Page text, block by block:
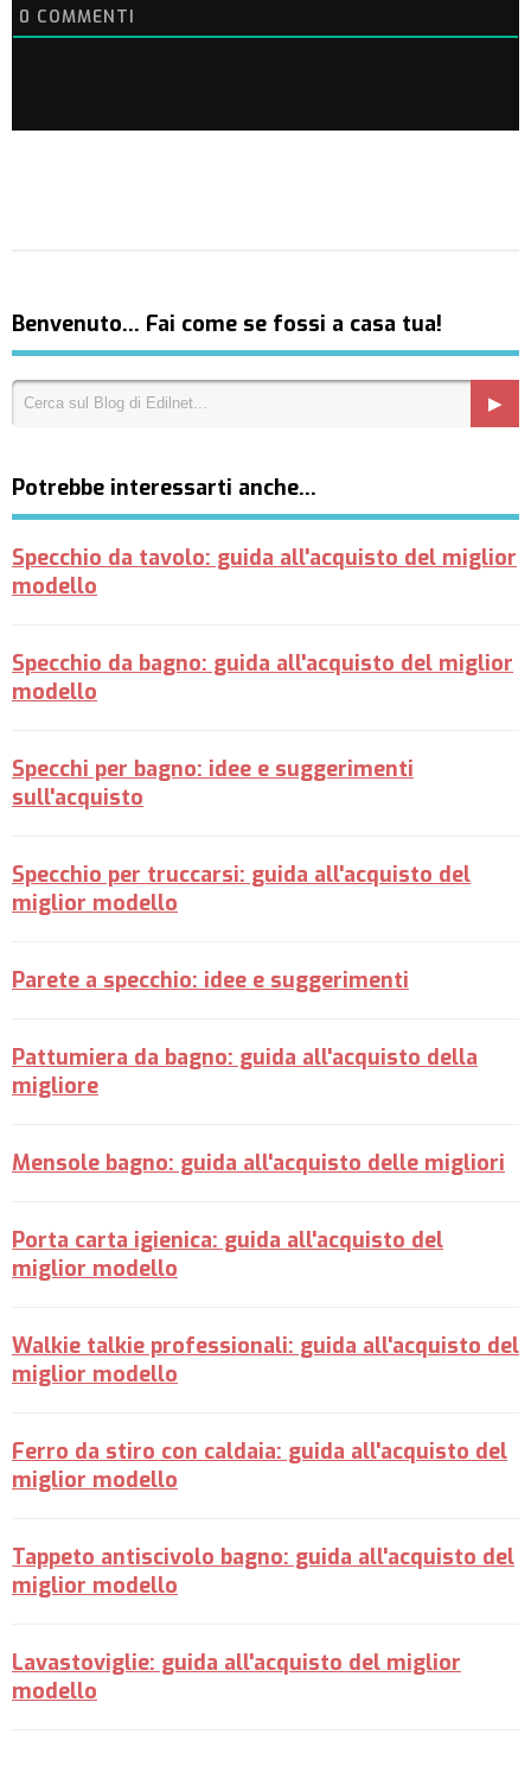
0 COMMENTI
Benvenuto… Fai come se fossi a casa tua!
Potrebbe interessarti anche…
Specchio da tavolo: guida all'acquisto del miglior
modello
Specchio da bagno: guida all'acquisto del miglior
modello
Specchi per bagno: idee e suggerimenti
sull'acquisto
Specchio per truccarsi: guida all'acquisto del
miglior modello
Parete a specchio: idee e suggerimenti
Pattumiera da bagno: guida all'acquisto della
migliore
Mensole bagno: guida all'acquisto delle migliori
Porta carta igienica: guida all'acquisto del
miglior modello
Walkie talkie professionali: guida all'acquisto del
miglior modello
Ferro da stiro con caldaia: guida all'acquisto del
miglior modello
Tappeto antiscivolo bagno: guida all'acquisto del
miglior modello
Lavastoviglie: guida all'acquisto del miglior
modello